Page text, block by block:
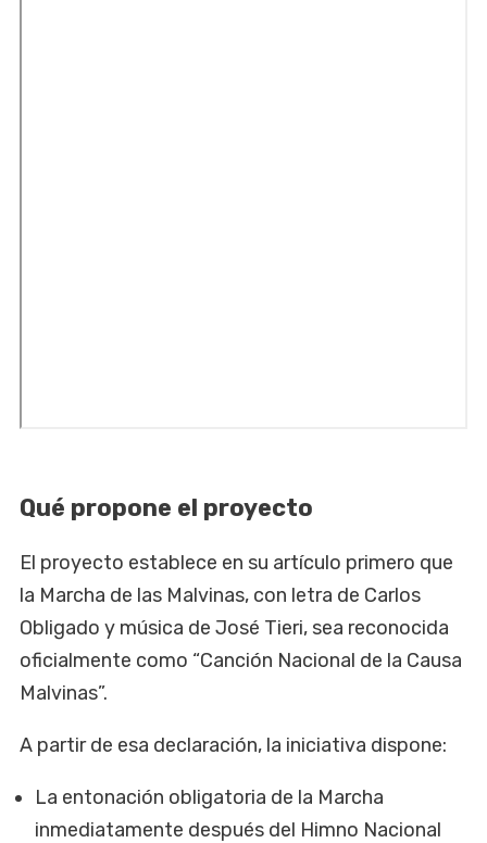
Qué propone el proyecto
El proyecto establece en su artículo primero que
la Marcha de las Malvinas, con letra de Carlos
Obligado y música de José Tieri, sea reconocida
oficialmente como “Canción Nacional de la Causa
Malvinas”.
A partir de esa declaración, la iniciativa dispone:
La entonación obligatoria de la Marcha
inmediatamente después del Himno Nacional